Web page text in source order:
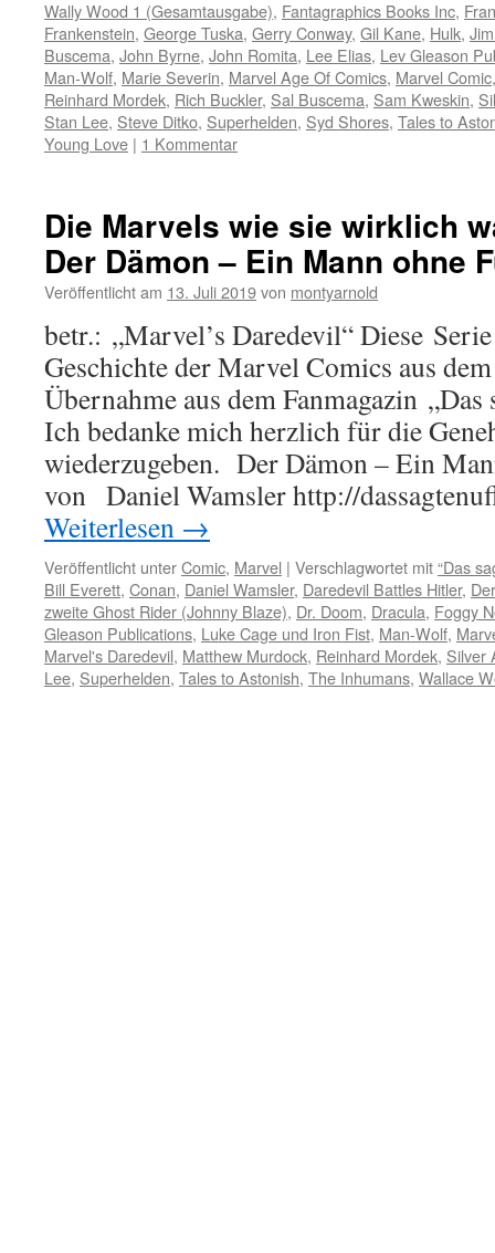
Wally Wood 1 (Gesamtausgabe), Fantagraphics Books Inc,
Frankenstein, George Tuska, Gerry Conway, Gil Kane, Hulk,
Buscema, John Byrne, John Romita, Lee Elias, Lev Gleason
Man-Wolf, Marie Severin, Marvel Age Of Comics, Marvel Comic
Reinhard Mordek, Rich Buckler, Sal Buscema, Sam Kweskin,
Stan Lee, Steve Ditko, Superhelden, Syd Shores, Tales to
Young Love | 1 Kommentar
Die Marvels wie sie wirklich
Der Dämon – Ein Mann ohne
Veröffentlicht am 13. Juli 2019von montyarnold
betr.: „Marvel’s Daredevil“ Diese
Geschichte der Marvel Comics aus
Übernahme aus dem Fanmagazin
Ich bedanke mich herzlich für die
wiederzugeben. Der Dämon – Ein
von Daniel Wamsler http://
Weiterlesen →
Veröffentlicht unterComic, Marvel | Verschlagwortet mit“Das
Bill Everett, Conan, Daniel Wamsler, Daredevil Battles Hitler,
zweite Ghost Rider (Johnny Blaze), Dr. Doom, Dracula, Foggy
Gleason Publications, Luke Cage und Iron Fist, Man-Wolf,
Marvel's Daredevil, Matthew Murdock, Reinhard Mordek, Silver
Lee, Superhelden, Tales to Astonish, The Inhumans, Wallace